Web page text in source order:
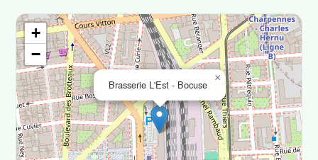
Brasserie L'Est - Bocuse
×
+
−